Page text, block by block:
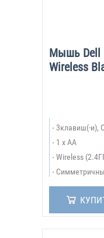
Мышь Dell
Wireless
3клавиш(-и),
1 x AA
Wireless